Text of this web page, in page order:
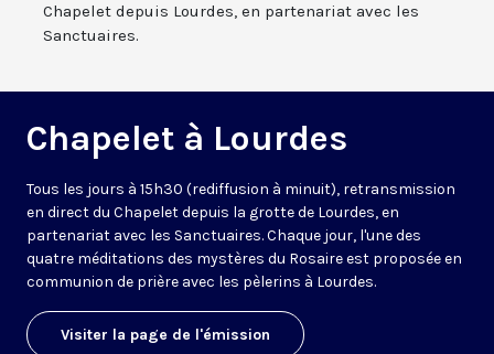
Chapelet depuis Lourdes, en partenariat avec les
Sanctuaires.
Chapelet à Lourdes
Tous les jours à 15h30 (rediffusion à minuit), retransmission
en direct du Chapelet depuis la grotte de Lourdes, en
partenariat avec les Sanctuaires. Chaque jour, l'une des
quatre méditations des mystères du Rosaire est proposée en
communion de prière avec les pèlerins à Lourdes.
Visiter la page de l'émission